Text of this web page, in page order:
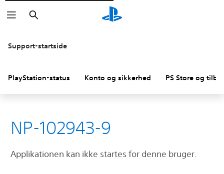
Søg
Support-startside
PlayStation-status Konto og sikkerhed PS Store og
NP-102943-9
Applikationen kan ikke startes for denne bruger.